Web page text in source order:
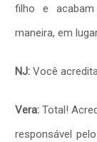
filho e
maneira, em
NJ: Você
Vera: Total!
responsável